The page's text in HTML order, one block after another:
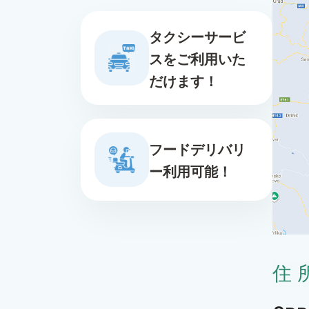
タクシーサービ
スをご利用いた
だけます！
フードデリバリ
ー利用可能！
住